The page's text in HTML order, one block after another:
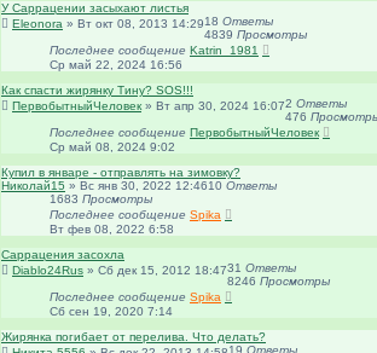
У Саррацении засыхают листья
Eleonora » Вт окт 08, 2013 14:2918 Ответы
4839 Просмотры
Последнее сообщение Katrin_1981
Ср май 22, 2024 16:56
Как спасти жирянку Тину? SOS!!!
ПервобытныйЧеловек» Вт апр 30, 2024 16:072 Ответы
476
Последнее сообщение ПервобытныйЧеловек
Ср май 08, 2024 9:02
Купил в январе - отправлять на зимовку?
Николай15 » Вс янв 30, 2022 12:4610 Ответы
1683 Просмотры
Последнее сообщение Spika
Вт фев 08, 2022 6:58
Саррацения засохла
Diablo24Rus » Сб дек 15, 2012 18:4731 Ответы
8246 Просмотры
Последнее сообщение Spika
Сб сен 19, 2020 7:14
Жирянка погибает от перелива. Что делать?